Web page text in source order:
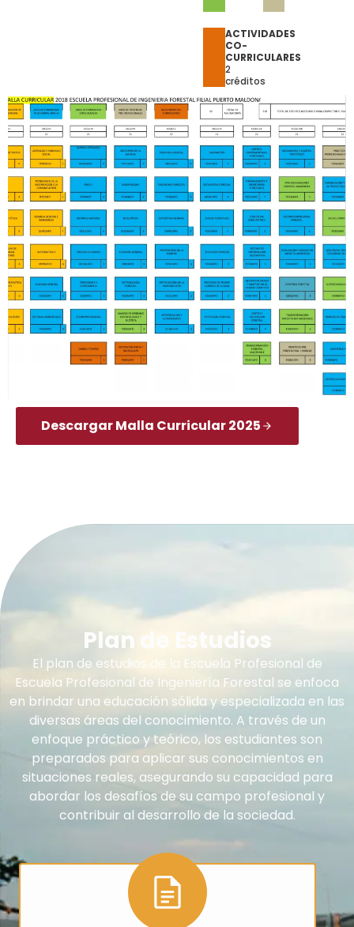
ACTIVIDADES
CO-
CURRICULARES
2
créditos
Descargar Malla Curricular 2025
Plan de Estudios
El plan de estudios de la Escuela Profesional de
Escuela Profesional de Ingeniería Forestal se enfoca
en brindar una educación sólida y especializada en las
diversas áreas del conocimiento. A través de un
enfoque práctico y teórico, los estudiantes son
preparados para aplicar sus conocimientos en
situaciones reales, asegurando su capacidad para
abordar los desafíos de su campo profesional y
contribuir al desarrollo de la sociedad.